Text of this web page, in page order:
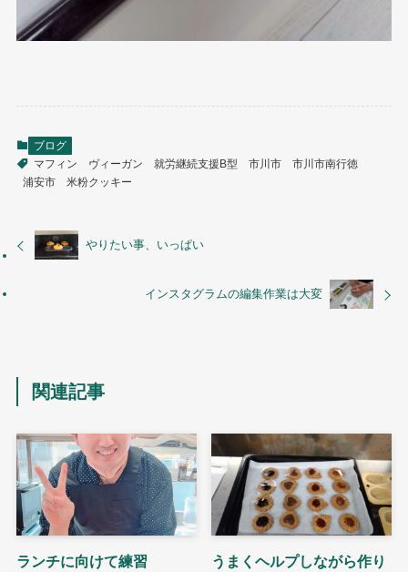
ブログ
マフィン
ヴィーガン 就労継続支援B型 市川市
市川市南行徳
浦安市
米粉クッキー
やりたい事、いっぱい
インスタグラムの編集作業は大変
関連記事
ランチに向けて練習
うまくヘルプしながら作り